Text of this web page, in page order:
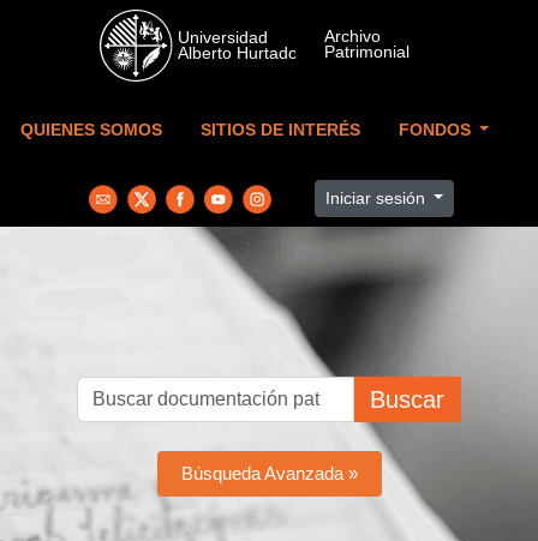
Skip to main content
QUIENES SOMOS SITIOS DE INTERÉS FONDOS
Iniciar sesión
Buscar
Búsqueda Avanzada »